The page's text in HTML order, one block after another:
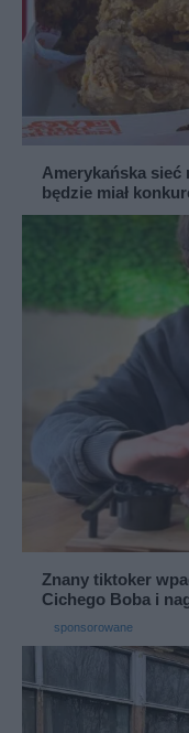
Amerykańska sieć
będzie miał
Znany tiktoker
Cichego Boba i
sponsorowane